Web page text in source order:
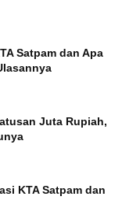
Satpam dan Apa
Juta Rupiah,
KTA Satpam dan